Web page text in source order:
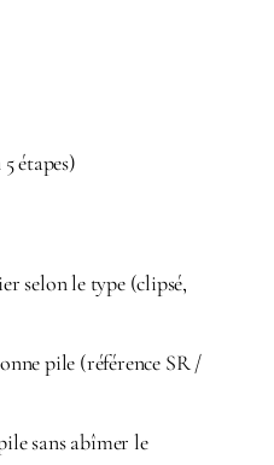
étapes)
selon le type (clipsé,
pile (référence SR /
sans abîmer le